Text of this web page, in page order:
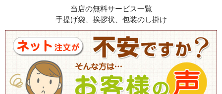
当店の無料サービス一覧
手提げ袋、挨拶状、包装のし掛け